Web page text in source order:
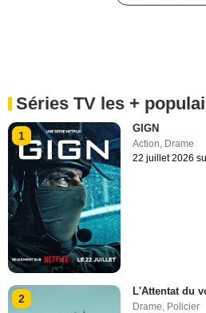
Séries TV les +
1
GIGN
Action, Drame
22 juillet 2026
2
L'Attentat du
Drame Policier